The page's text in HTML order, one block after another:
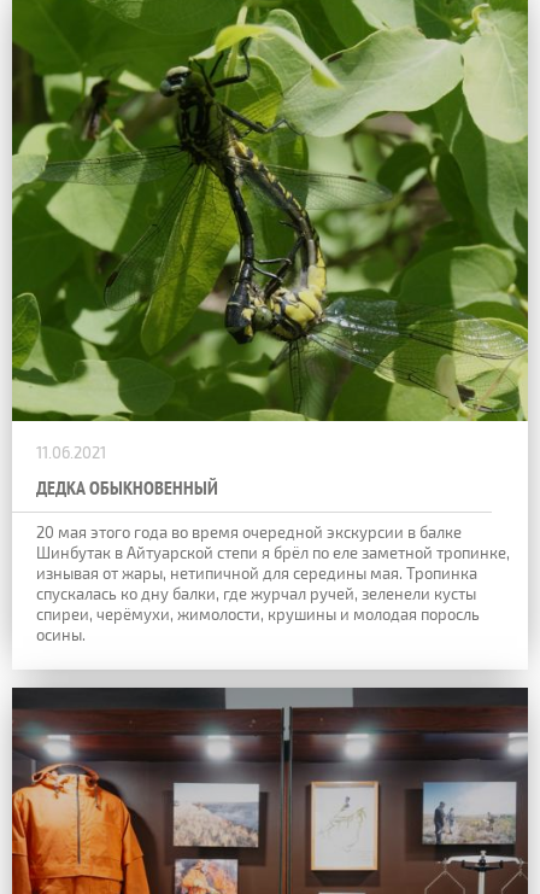
11.06.2021
ДЕДКА ОБЫКНОВЕННЫЙ
20 мая этого года во время очередной экскурсии в балке
Шинбутак в Айтуарской степи я брёл по еле заметной тропинке,
изнывая от жары, нетипичной для середины мая. Тропинка
спускалась ко дну балки, где журчал ручей, зеленели кусты
спиреи, черёмухи, жимолости, крушины и молодая поросль
осины.